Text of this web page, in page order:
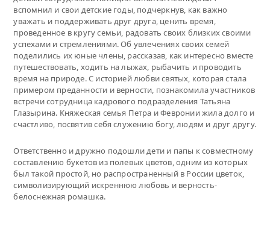
вспомнил и свои детские годы, подчеркнув, как важно
уважать и поддерживать друг друга, ценить время,
проведенное в кругу семьи, радовать своих близких своими
успехами и стремлениями. Об увлечениях своих семей
поделились их юные члены, рассказав, как интересно вместе
путешествовать, ходить на лыжах, рыбачить и проводить
время на природе. С историей любви святых, которая стала
примером преданности и верности, познакомила участников
встречи сотрудница кадрового подразделения Татьяна
Глазырина. Княжеская семья Петра и Февронии жила долго и
счастливо, посвятив себя служению богу, людям и друг другу.
Ответственно и дружно подошли дети и папы к совместному
составлению букетов из полевых цветов, одним из которых
был такой простой, но распространенный в России цветок,
символизирующий искреннюю любовь и верность-
белоснежная ромашка.